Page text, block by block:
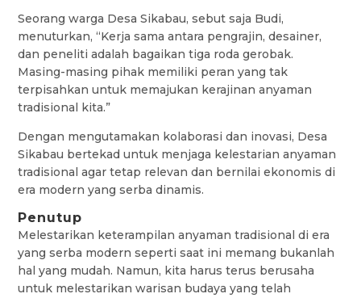
Seorang warga Desa Sikabau, sebut saja Budi,
menuturkan, “Kerja sama antara pengrajin, desainer,
dan peneliti adalah bagaikan tiga roda gerobak.
Masing-masing pihak memiliki peran yang tak
terpisahkan untuk memajukan kerajinan anyaman
tradisional kita.”
Dengan mengutamakan kolaborasi dan inovasi, Desa
Sikabau bertekad untuk menjaga kelestarian anyaman
tradisional agar tetap relevan dan bernilai ekonomis di
era modern yang serba dinamis.
Penutup
Melestarikan keterampilan anyaman tradisional di era
yang serba modern seperti saat ini memang bukanlah
hal yang mudah. Namun, kita harus terus berusaha
untuk melestarikan warisan budaya yang telah